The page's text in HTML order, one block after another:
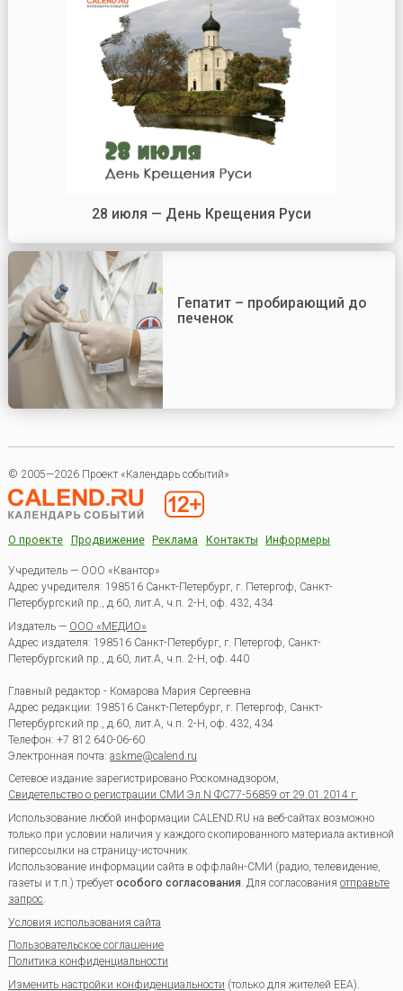
28 июля — День Крещения Руси
Гепатит – пробирающий до
печенок
© 2005—2026 Проект «Календарь событий»
О проекте Продвижение Реклама Контакты Информеры
Учредитель — ООО «Квантор»
Адрес учредителя: 198516 Санкт-Петербург, г. Петергоф, Санкт-
Петербургский пр., д.60, лит.А, ч.п. 2-Н, оф. 432, 434
Издатель — ООО «МЕДИО»
Адрес издателя: 198516 Санкт-Петербург, г. Петергоф, Санкт-
Петербургский пр., д.60, лит.А, ч.п. 2-Н, оф. 440
Главный редактор - Комарова Мария Сергеевна
Адрес редакции: 198516 Санкт-Петербург, г. Петергоф Санкт-
Петербургский пр., д.60, лит.А, ч.п. 2-Н, оф. 432, 434
Телефон: +7 812 640-06-60
Электронная почта: askme@calend.ru
Сетевое издание зарегистрировано Роскомнадзором,
Свидетельство о регистрации СМИ Эл.N ФС77-56859 от 29.01.2014 г.
Использование любой информации CALEND.RU на веб-сайтах возможно
только при условии наличия у каждого скопированного материала активной
гиперссылки на страницу-источник.
Использование информации сайта в оффлайн-СМИ (радио, телевидение,
газеты и т.п.) требуетособого согласования. Для согласования отправьте
запрос.
Условия использования сайта
Пользовательское соглашение
Политика конфиденциальности
Изменить настройки конфиденциальности (только для жителей EEA).